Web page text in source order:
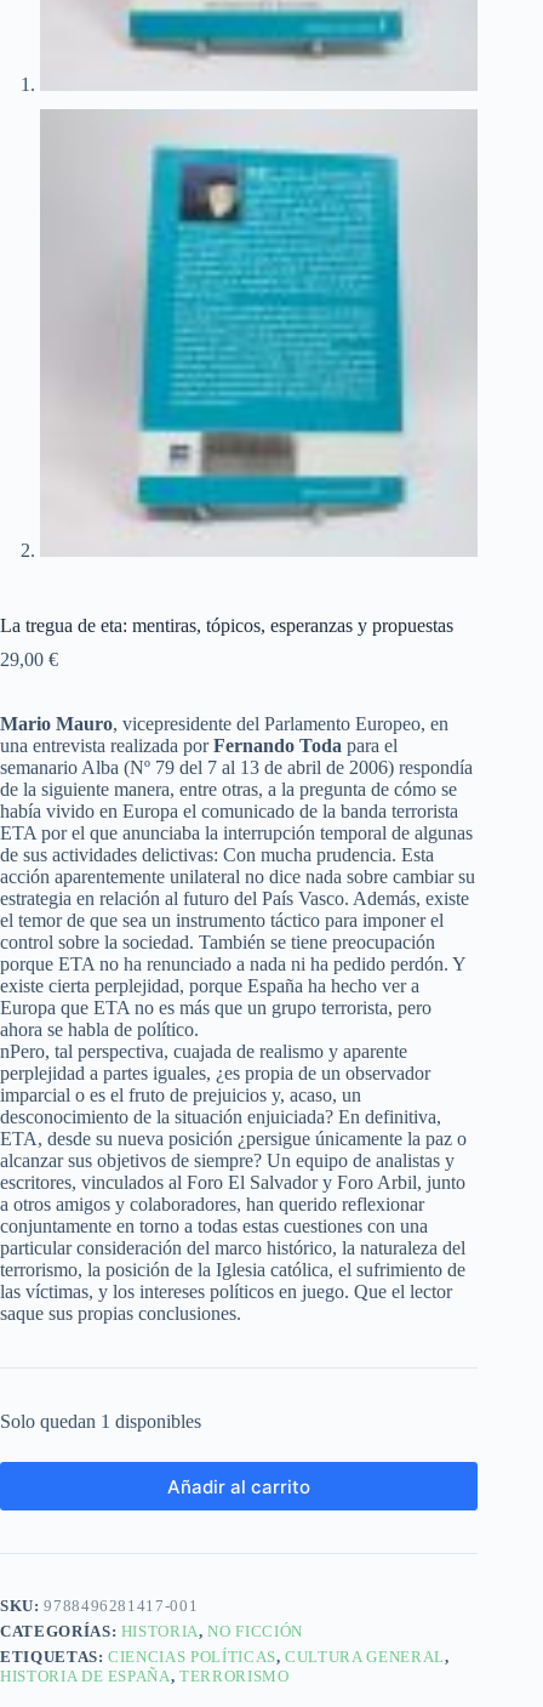
La tregua de eta: mentiras, tópicos, esperanzas y propuestas
29,00 €
Mario Mauro, vicepresidente del Parlamento Europeo, en
una entrevista realizada porFernando Toda para el
semanario Alba (Nº 79 del 7 al 13 de abril de 2006) respondía
de la siguiente manera, entre otras, a la pregunta de cómo se
había vivido en Europa el comunicado de la banda terrorista
ETA por el que anunciaba la interrupción temporal de algunas
de sus actividades delictivas: Con mucha prudencia. Esta
acción aparentemente unilateral no dice nada sobre cambiar su
estrategia en relación al futuro del País Vasco. Además, existe
el temor de que sea un instrumento táctico para imponer el
control sobre la sociedad. También se tiene preocupación
porque ETA no ha renunciado a nada ni ha pedido perdón. Y
existe cierta perplejidad, porque España ha hecho ver a
Europa que ETA no es más que un grupo terrorista, pero
ahora se habla de político.
nPero, tal perspectiva, cuajada de realismo y aparente
perplejidad a partes iguales, ¿es propia de un observador
imparcial o es el fruto de prejuicios y, acaso, un
desconocimiento de la situación enjuiciada? En definitiva,
ETA, desde su nueva posición ¿persigue únicamente la paz o
alcanzar sus objetivos de siempre? Un equipo de analistas y
escritores, vinculados al Foro El Salvador y Foro Arbil, junto
a otros amigos y colaboradores, han querido reflexionar
conjuntamente en torno a todas estas cuestiones con una
particular consideración del marco histórico, la naturaleza del
terrorismo, la posición de la Iglesia católica, el sufrimiento de
las víctimas, y los intereses políticos en juego. Que el lector
saque sus propias conclusiones.
Solo quedan 1 disponibles
Añadir al carrito
SKU:9788496281417-001
CATEGORÍAS: HISTORIA,NO FICCIÓN
ETIQUETAS:CIENCIAS POLÍTICAS,CULTURA GENERAL,
HISTORIA DE ESPAÑA,TERRORISMO